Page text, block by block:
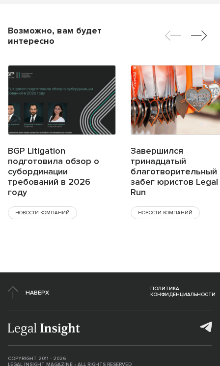
Возможно, вам будет
интересно
BGP Litigation
подготовила обзор о
субординации
требований в 2026
году
НОВОСТИ КОМПАНИЙ
Завершился
тринадцатый
благотворительный
забег юристов Legal
Run
НОВОСТИ КОМПАНИЙ
НАВЕРХ
COPYRIGHT 2011 - 2026
LEGAL INSIGHT MAGAZINE • ALL RIGHTS RESERVED
ПОЛИТИКА
КОНФИДЕНЦИАЛЬНОСТИ